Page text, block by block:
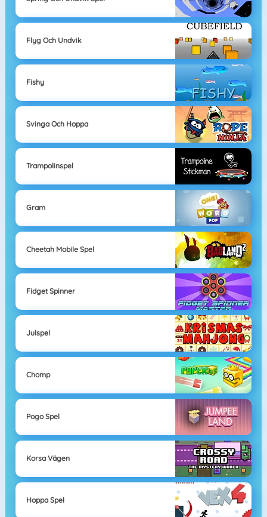
Flyg Och Undvik
Fishy
Svinga Och Hoppa
Trampolinspel
Gram
Cheetah Mobile Spel
Fidget Spinner
Julspel
Chomp
Pogo Spel
Korsa Vägen
Hoppa Spel